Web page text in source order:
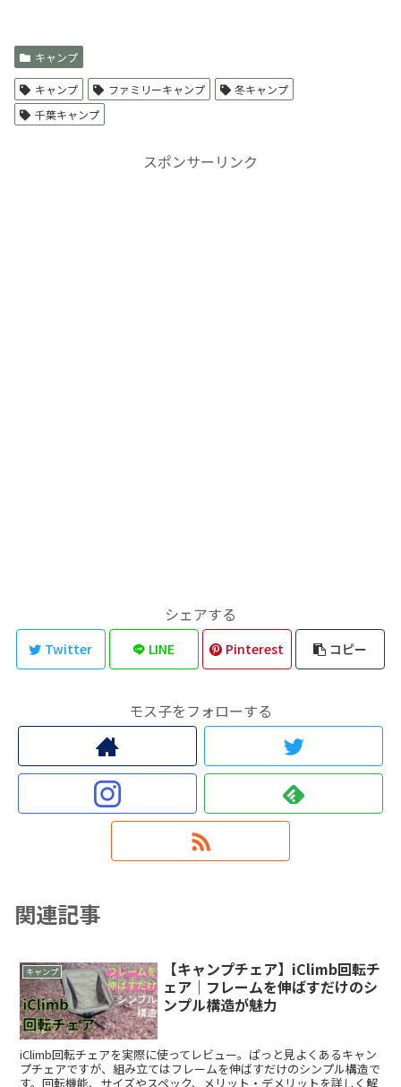
キャンプ
キャンプ ファミリーキャンプ
冬キャンプ
千葉キャンプ
スポンサーリンク
シェアする
Twitter LINE Pinterest コピー
モス子をフォローする
関連記事
キャンプ
【キャンプチェア】iClimb回転チ
ェア｜フレームを伸ばすだけのシ
ンプル構造が魅力
iClimb回転チェアを実際に使ってレビュー。ぱっと見よくあるキャン
プチェアですが、組み立てはフレームを伸ばすだけのシンプル構造で
す。回転機能、サイズやスペック、メリット・デメリットを詳しく解